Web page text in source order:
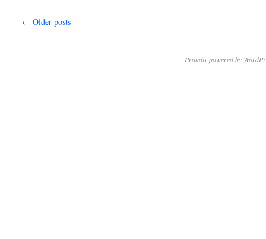
← Older posts
Proudly powered by